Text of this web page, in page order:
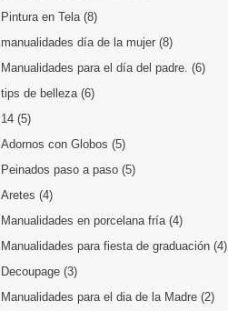
Pintura en Tela (8)
manualidades día de la mujer (8)
Manualidades para el día del padre. (6)
tips de belleza (6)
14 (5)
Adornos con Globos (5)
Peinados paso a paso (5)
Aretes (4)
Manualidades en porcelana fría (4)
Manualidades para fiesta de graduación (4)
Decoupage (3)
Manualidades para el dia de la Madre (2)